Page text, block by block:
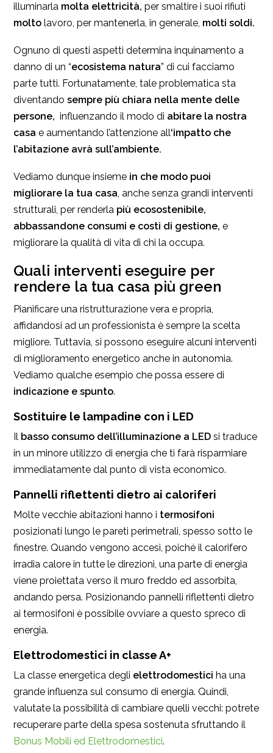
illuminarla molta elettricità, per smaltire i suoi rifiuti
molto lavoro, per mantenerla, in generale, molti soldi.
Ognuno di questi aspetti determina inquinamento a
danno di un “ecosistema natura” di cui facciamo
parte tutti. Fortunatamente, tale problematica sta
diventando sempre più chiara nella mente delle
persone, influenzando il modo di abitare la nostra
casa e aumentando l’attenzione all‘impatto che
l’abitazione avrà sull’ambiente.
Vediamo dunque insieme in che modo puoi
migliorare la tua casa, anche senza grandi interventi
strutturali, per renderla più ecosostenibile,
abbassandone consumi e costi di gestione, e
migliorare la qualità di vita di chi la occupa.
Quali interventi eseguire per
rendere la tua casa più green
Pianificare una ristrutturazione vera e propria,
affidandosi ad un professionista è sempre la scelta
migliore. Tuttavia, si possono eseguire alcuni interventi
di miglioramento energetico anche in autonomia.
Vediamo qualche esempio che possa essere di
indicazione e spunto.
Sostituire le lampadine con i LED
Il basso consumo dell’illuminazione a LED si traduce
in un minore utilizzo di energia che ti farà risparmiare
immediatamente dal punto di vista economico.
Pannelli riflettenti dietro ai caloriferi
Molte vecchie abitazioni hanno i termosifoni
posizionati lungo le pareti perimetrali, spesso sotto le
finestre. Quando vengono accesi, poiché il calorifero
irradia calore in tutte le direzioni, una parte di energia
viene proiettata verso il muro freddo ed assorbita,
andando persa. Posizionando pannelli riflettenti dietro
ai termosifoni è possibile ovviare a questo spreco di
energia.
Elettrodomestici in classe A+
La classe energetica degli elettrodomestici ha una
grande influenza sul consumo di energia. Quindi,
valutate la possibilità di cambiare quelli vecchi: potrete
recuperare parte della spesa sostenuta sfruttando il
Bonus Mobili ed Elettrodomestici.